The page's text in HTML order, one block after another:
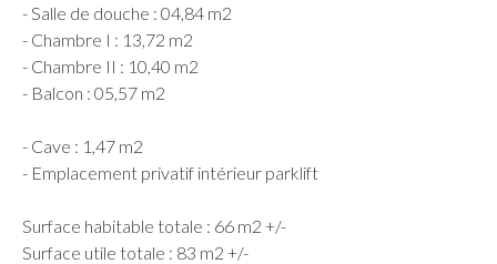
- Salle de douche : 04,84 m2
- Chambre I : 13,72 m2
- Chambre II : 10,40 m2
- Balcon : 05,57 m2
- Cave : 1,47 m2
- Emplacement privatif intérieur parklift
Surface habitable totale : 66 m2 +/-
Surface utile totale : 83 m2 +/-